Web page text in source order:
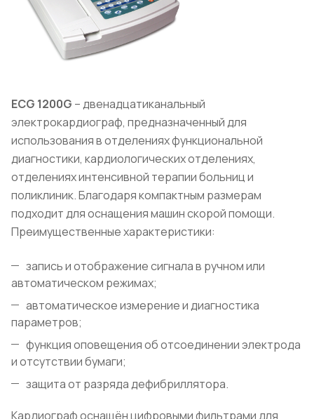
ECG 1200G – двенадцатиканальный
электрокардиограф, предназначенный для
использования в отделениях функциональной
диагностики, кардиологических отделениях,
отделениях интенсивной терапии больниц и
поликлиник. Благодаря компактным размерам
подходит для оснащения машин скорой помощи.
Преимущественные характеристики:
запись и отображение сигнала в ручном или
автоматическом режимах;
автоматическое измерение и диагностика
параметров;
функция оповещения об отсоединении электрода
и отсутствии бумаги;
защита от разряда дефибриллятора.
Кардиограф оснащён цифровыми фильтрами для